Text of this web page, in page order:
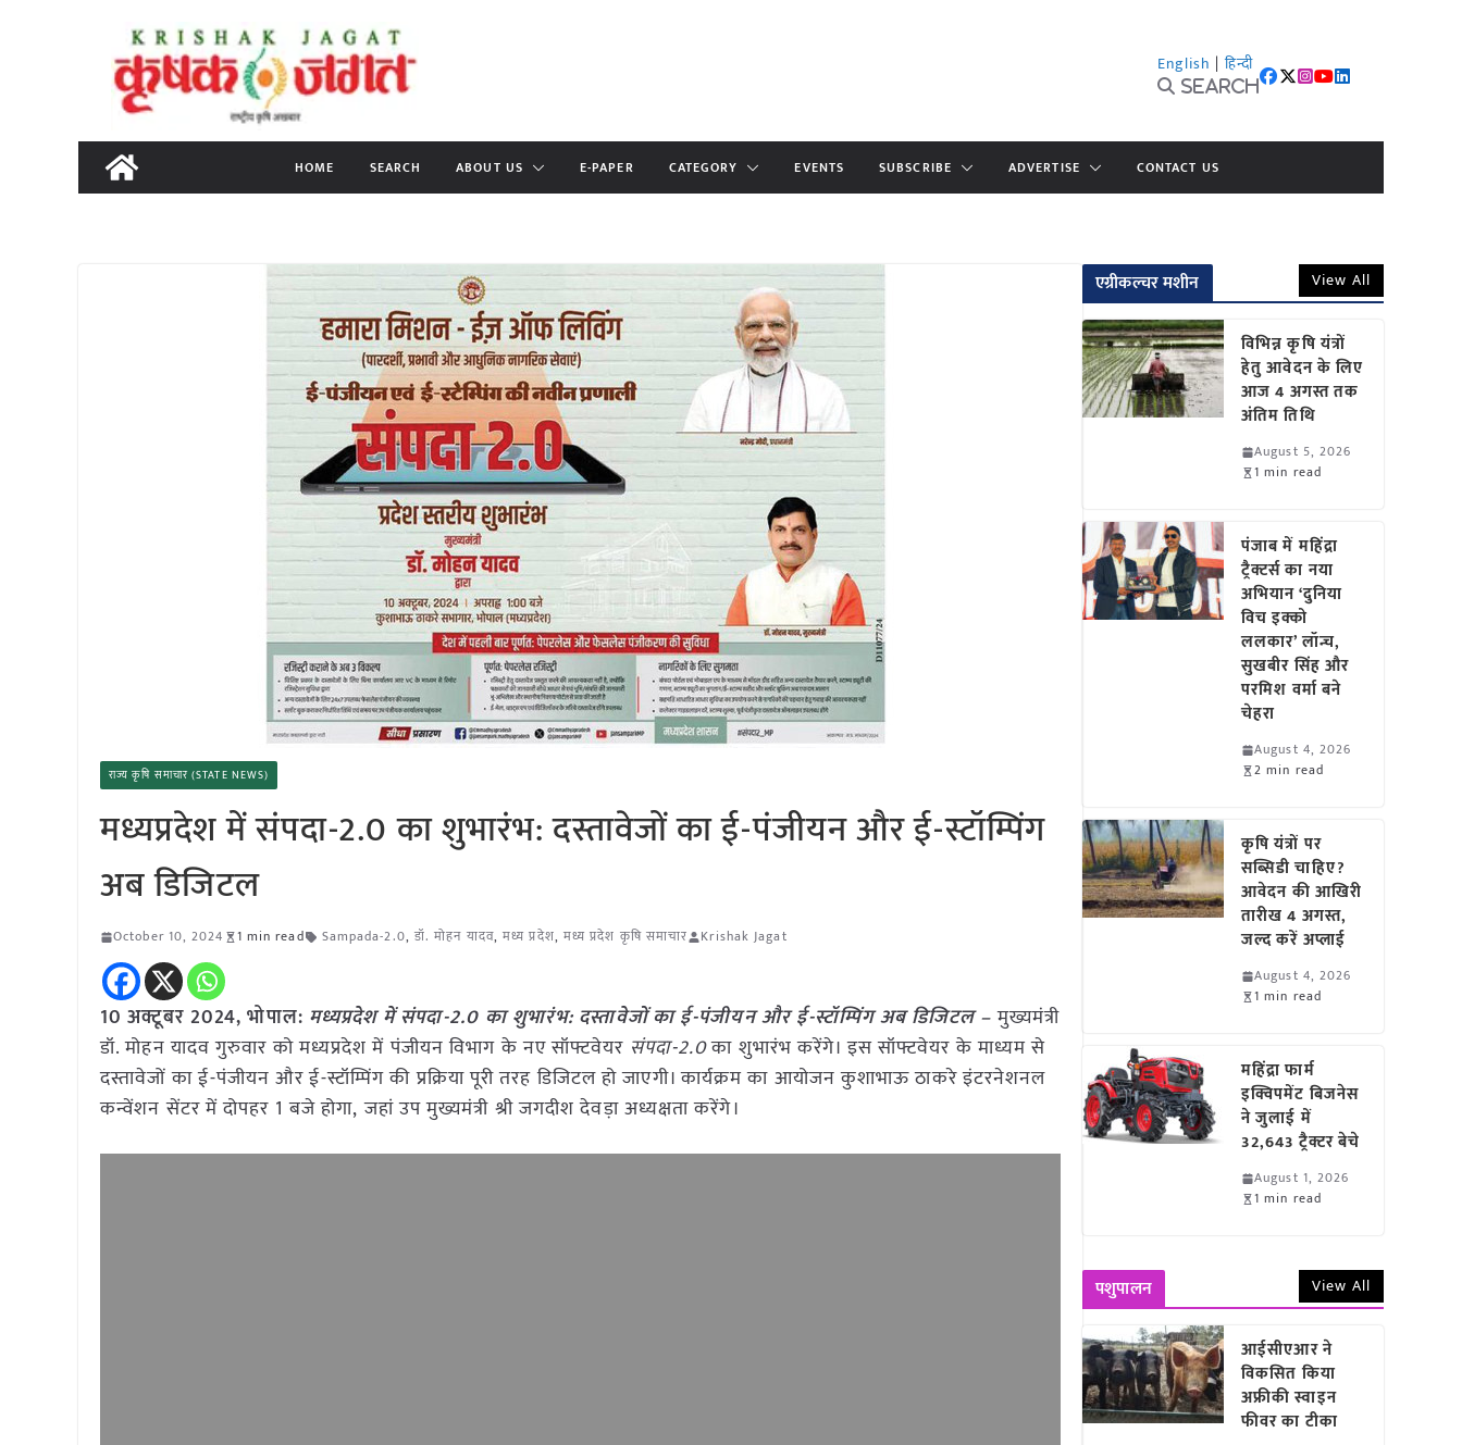
content
English | हिन्दी
Search
HOME SEARCH ABOUT US E-PAPER CATEGORY EVENTS SUBSCRIBE ADVERTISE CONTACT US
राज्य कृषि समाचार (STATE NEWS)
मध्यप्रदेश में संपदा-2.0 का शुभारंभ: दस्तावेजों का ई-पंजीयन और ई-स्टॉम्पिंग
अब डिजिटल
October 10, 2024 1 min read Sampada-2.0, डॉ. मोहन यादव,मध्य प्रदेश, मध्य प्रदेश कृषि समाचार Krishak Jagat
10 अक्टूबर 2024, भोपाल: मध्यप्रदेश में संपदा-2.0 का शुभारंभ: दस्तावेजों का ई-पंजीयन और ई-स्टॉम्पिंग अब डिजिटल –मुख्यमंत्री
डॉ. मोहन यादव गुरुवार को मध्यप्रदेश में पंजीयन विभाग के नए सॉफ्टवेयर संपदा-2.0का शुभारंभ करेंगे। इस सॉफ्टवेयर के माध्यम से
दस्तावेजों का ई-पंजीयन और ई-स्टॉम्पिंग की प्रक्रिया पूरी तरह डिजिटल हो जाएगी। कार्यक्रम का आयोजन कुशाभाऊ ठाकरे इंटरनेशनल
कन्वेंशन सेंटर में दोपहर 1 बजे होगा, जहां उप मुख्यमंत्री श्री जगदीश देवड़ा अध्यक्षता करेंगे।
एग्रीकल्चर मशीन View All
विभिन्न कृषि यंत्रों
हेतु आवेदन के लिए
आज 4 अगस्त तक
अंतिम तिथि
August 5, 2026
1 min read
पंजाब में महिंद्रा
ट्रैक्टर्स का नया
अभियान ‘दुनिया
विच इक्को
ललकार’ लॉन्च,
सुखबीर सिंह और
परमिश वर्मा बने
चेहरा
August 4, 2026
2 min read
कृषि यंत्रों पर
सब्सिडी चाहिए?
आवेदन की आखिरी
तारीख 4 अगस्त,
जल्द करें अप्लाई
August 4, 2026
1 min read
महिंद्रा फार्म
इक्विपमेंट बिजनेस
ने जुलाई में
32,643 ट्रैक्टर बेचे
August 1, 2026
1 min read
पशुपालन View All
आईसीएआर ने
विकसित किया
अफ्रीकी स्वाइन
फीवर का टीका